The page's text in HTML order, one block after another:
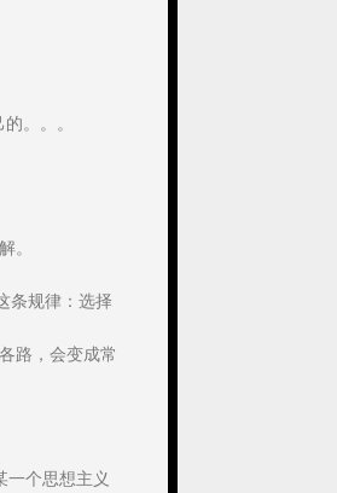
。。。
。
条规律：选择
路，会变成常
一个思想主义